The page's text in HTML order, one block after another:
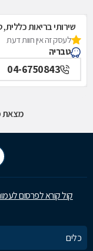
שירותי בריאות כללית,
לעסק זה אין חוות דעת
טבריה
04-6750843
מצאת
קול קורא לפרסום
כלים